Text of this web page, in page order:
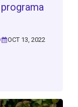
OCT 13, 2022